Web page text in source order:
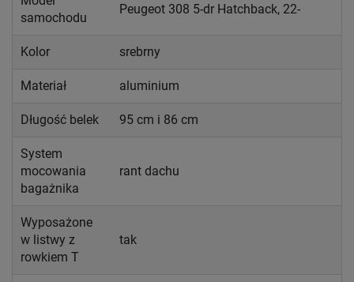
samochodu
Peugeot 308 5-dr Hatchback, 22-
Kolor srebrny
Materiał aluminium
Długość belek 95 cm i 86 cm
System
mocowania
bagażnika
rant dachu
Wyposażone
w listwy z
rowkiem T
tak